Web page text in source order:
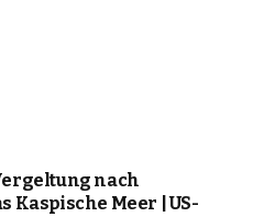
nach
Meer | US-